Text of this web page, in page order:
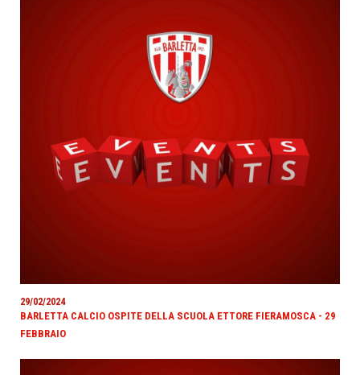
29/02/2024
BARLETTA CALCIO OSPITE DELLA SCUOLA ETTORE FIERAMOSCA - 29
FEBBRAIO